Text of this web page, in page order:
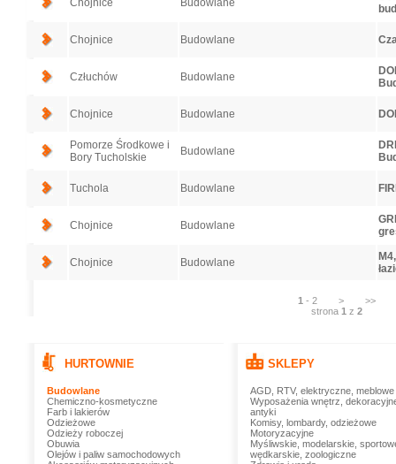
Chojnice Budowlane
Chojnice Budowlane
Człuchów Budowlane
Chojnice Budowlane
Pomorze Środkowe i
Bory Tucholskie
Budowlane
Tuchola Budowlane
Chojnice Budowlane
Chojnice Budowlane
1 - 2 >
>>
strona 1 z 2
HURTOWNIE
Budowlane
Chemiczno-kosmetyczne
Farb i lakierów
Odzieżowe
Odzieży roboczej
Obuwia
Olejów i paliw samochodowych
SKLEPY
AGD, RTV, elektryczne, meblowe
Wyposażenia wnętrz,
antyki
Komisy, lombardy, odzieżowe
Motoryzacyjne
Myśliwskie, modelarskie,
wędkarskie, zoologiczne